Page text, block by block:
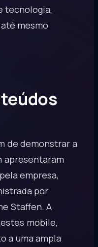
tecnologia,
mesmo
de demonstrar a
apresentaram
empresa,
por
Staffen. A
mobile,
a uma ampla